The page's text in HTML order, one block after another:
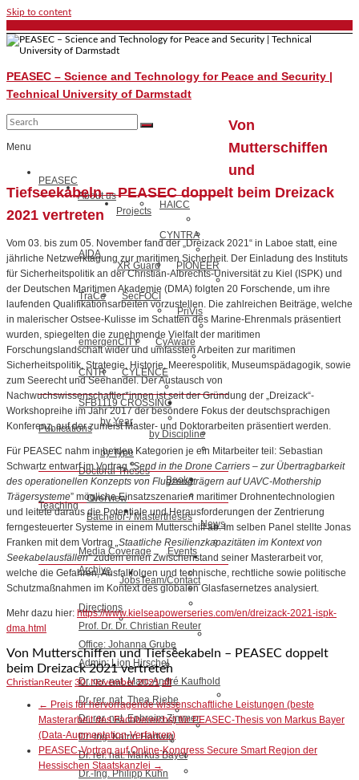
Skip to content
PEASEC – Science and Technology for Peace and Security |
Technical University of Darmstadt
Menu
PEASEC
About us
Projects
HAICC
CYNTRA
AIDA
XR Guard
PIONEER
TraCe
SecFOCI
PriVis
emergenCITY CyAware
CNTR CYLENCE
SFB1119 CROSSING
Publications
by Year
by Discipline
by Type
Doctoral Theses
Books
Teaching
Overview
Bachelor-/ Mastertheses
News
Media Coverage
Events
Archive
JobsTeam/Contact
Directions
Prof. Dr. Dr. Christian Reuter
Office: Johanna Grube
Admin: Lion Hirschel
Dr. rer. nat. Marc-André Kaufhold
Dr. rer. nat. Thea Riebe
Dr. rer. nat. Ephraim Zimmer
Dr.-Ing. Katrin Hartwig
Dr. rer. nat. Markus Bayer
Dr.-Ing. Philipp Kühn
Von
Mutterschiffen
und
Tiefseekabeln – PEASEC doppelt beim Dreizack
2021 vertreten
Vom 03. bis zum 05. November fand der „Dreizack 2021“ in Laboe statt, eine
jährliche Netzwerktagung zur maritimen Sicherheit. Der Einladung des Instituts
für Sicherheitspolitik an der Christian-Albrechts-Universität zu Kiel (ISPK) und
der Deutschen Maritimen Akademie (DMA) folgten 20 Forschende, um ihre
laufenden Qualifikationsarbeiten vorzustellen. Die zahlreichen Beiträge, welche
in malerischer Ostsee-Kulisse im Schatten des Marine-Ehrenmals präsentiert
wurden, spiegelten die zunehmende Vielfalt der maritimen
Forschungslandschaft wider und umfassten Arbeiten zur maritimen
Sicherheitspolitik, Strategie, Historie, Meerespolitik, Museumspädagogik, sowie
zum Seerecht und Seehandel. Der Austausch von
Nachwuchswissenschaftler*innen ist seit der Gründung der „Dreizack“-
Workshopreihe im Jahr 2017 der besondere Fokus der deutschsprachigen
Konferenz, auf der zumeist Master- und Doktorarbeiten präsentiert werden.
Für PEASEC nahm in beiden Kategorien je ein Mitarbeiter teil: Sebastian
Schwartz entwarf im Vortrag “Send in the Drone Carriers – zur Übertragbarkeit
des operationellen Konzepts von Flugzeugträgern auf UAVC-Mothership
Trägersysteme” mögliche Einsatzszenarien maritimer Drohnentechnologien
und leitete daraus die Potentiale und Herausforderungen der Zentrierung
ferngesteuerter Systeme in einem Mutterschiff ab. Im selben Panel stellte Jonas
Franken mit dem Vortrag „Staatliche Resilienzkapazitäten im Kontext von
Seekabelausfällen“zudem einen Zwischenstand seiner Masterarbeit vor,
welche die Gefahren, Ausfallfolgen und technische, rechtliche sowie politische
Schutzmaßnahmen im Kontext des globalen Glasfasernetzes analysiert.
Mehr dazu hier: https://www.kielseapowerseries.com/en/dreizack-2021-ispk-
dma.html
Von Mutterschiffen und Tiefseekabeln – PEASEC doppelt
beim Dreizack 2021 vertreten
ChristianReuter 30. November 2021 all
← Preis für hervorragende wissenschaftliche Leistungen (beste
Masterarbeit des Fachbereichs) für PEASEC-Thesis von Markus Bayer
(Data-Augmentation-Verfahren)
PEASEC-Vortrag auf Online-Kongress Secure Smart Region der
Hessischen Staatskanzlei →